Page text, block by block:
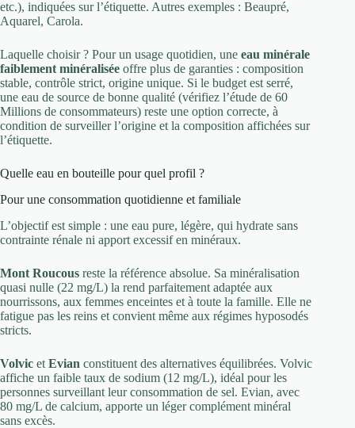
etc.), indiquées sur l’étiquette. Autres exemples : Beaupré,
Aquarel, Carola.
Laquelle choisir ? Pour un usage quotidien, une eau minérale
faiblement minéralisée offre plus de garanties : composition
stable, contrôle strict, origine unique. Si le budget est serré,
une eau de source de bonne qualité (vérifiez l’étude de 60
Millions de consommateurs) reste une option correcte, à
condition de surveiller l’origine et la composition affichées sur
l’étiquette.
Quelle eau en bouteille pour quel profil ?
Pour une consommation quotidienne et familiale
L’objectif est simple : une eau pure, légère, qui hydrate sans
contrainte rénale ni apport excessif en minéraux.
Mont Roucous reste la référence absolue. Sa minéralisation
quasi nulle (22 mg/L) la rend parfaitement adaptée aux
nourrissons, aux femmes enceintes et à toute la famille. Elle ne
fatigue pas les reins et convient même aux régimes hyposodés
stricts.
Volvic et Evian constituent des alternatives équilibrées. Volvic
affiche un faible taux de sodium (12 mg/L), idéal pour les
personnes surveillant leur consommation de sel. Evian, avec
80 mg/L de calcium, apporte un léger complément minéral
sans excès.